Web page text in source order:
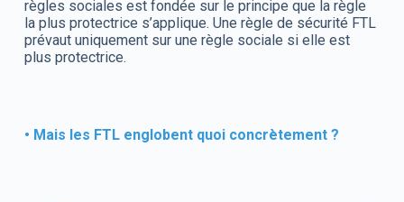
règles sociales est fondée sur le principe que la règle
la plus protectrice s’applique. Une règle de sécurité FTL
prévaut uniquement sur une règle sociale si elle est
plus protectrice.
• Mais les FTL englobent quoi concrètement ?